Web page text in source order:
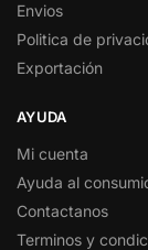
Envios
Politica de
Exportación
AYUDA
Mi cuenta
Ayuda al
Contactanos
Terminos y